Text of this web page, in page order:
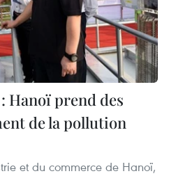
Hanoï prend des
de la pollution
et du commerce de Hanoï,